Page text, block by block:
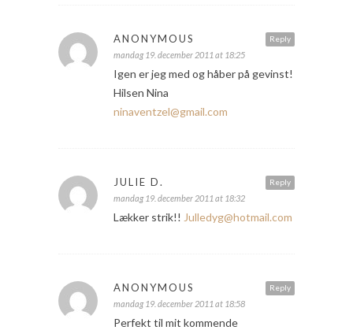
Reply
ANONYMOUS
mandag 19. december 2011 at 18:25
Igen er jeg med og håber på gevinst!
Hilsen Nina
ninaventzel@gmail.com
Reply
JULIE D.
mandag 19. december 2011 at 18:32
Lækker strik!! Julledyg@hotmail.com
Reply
ANONYMOUS
mandag 19. december 2011 at 18:58
Perfekt til mit kommende